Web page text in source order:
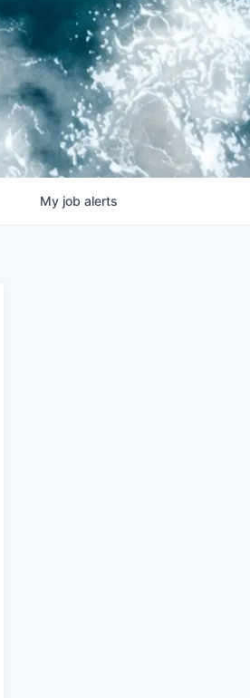
My job alerts